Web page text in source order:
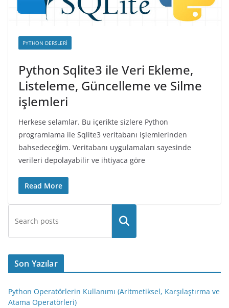
PYTHON DERSLERI
Python Sqlite3 ile Veri Ekleme,
Listeleme, Güncelleme ve Silme
işlemleri
Herkese selamlar. Bu içerikte sizlere Python
programlama ile Sqlite3 veritabanı işlemlerinden
bahsedeceğim. Veritabanı uygulamaları sayesinde
verileri depolayabilir ve ihtiyaca göre
Read More
Son Yazılar
Python Operatörlerin Kullanımı (Aritmetiksel, Karşılaştırma ve
Atama Operatörleri)